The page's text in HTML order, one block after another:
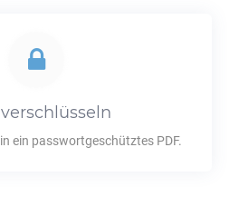
verschlüsseln
in ein passwortgeschütztes PDF.